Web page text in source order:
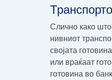
Слично како
нивниот
својата
или враќаат
готовина во